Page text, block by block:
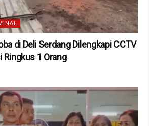
di Deli Serdang Dilengkapi CCTV
Ringkus 1 Orang